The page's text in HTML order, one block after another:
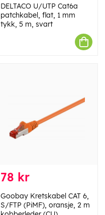
DELTACO U/UTP Cat6a
patchkabel, flat, 1 mm
tykk, 5 m, svart
78 kr
Goobay Kretskabel CAT 6,
S/FTP (PiMF), oransje, 2 m